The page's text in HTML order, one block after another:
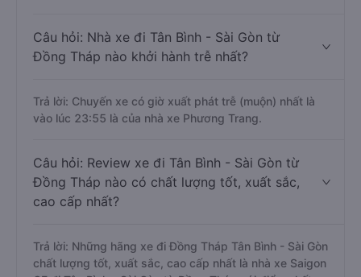
Câu hỏi: Nhà xe đi Tân Bình - Sài Gòn từ
Đồng Tháp nào khởi hành trễ nhất?
Trả lời: Chuyến xe có giờ xuất phát trễ (muộn) nhất là
vào lúc 23:55 là của nhà xe Phương Trang.
Câu hỏi: Review xe đi Tân Bình - Sài Gòn từ
Đồng Tháp nào có chất lượng tốt, xuất sắc,
cao cấp nhất?
Trả lời: Những hãng xe đi Đồng Tháp Tân Bình - Sài Gòn
chất lượng tốt, xuất sắc, cao cấp nhất là nhà xe Saigon